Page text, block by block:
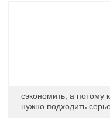
сэкономить, а потому
нужно подходить